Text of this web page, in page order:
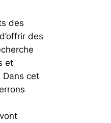
des
des
et
Dans cet